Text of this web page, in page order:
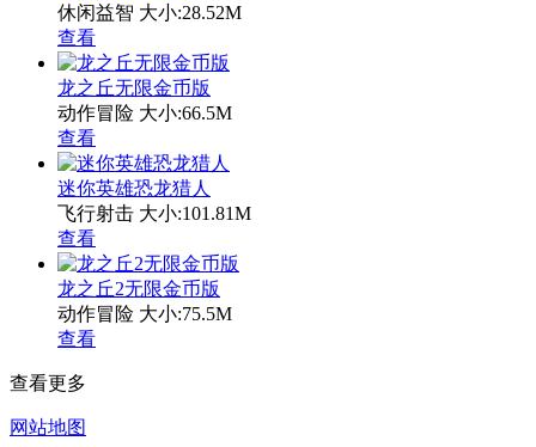
休闲益智 大小:28.52M
查看
龙之丘无限金币版
动作冒险 大小:66.5M
查看
迷你英雄恐龙猎人
飞行射击 大小:101.81M
查看
龙之丘2无限金币版
动作冒险 大小:75.5M
查看
查看更多
网站地图